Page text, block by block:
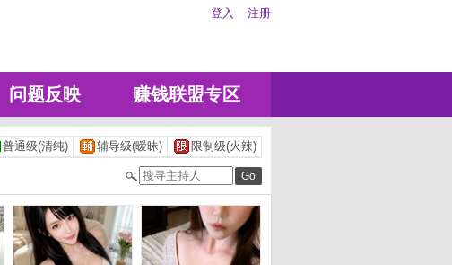
登入 注册
问题反映 赚钱联盟专区
普通级(清纯) 辅导级(暧昧) 限制级(火辣)